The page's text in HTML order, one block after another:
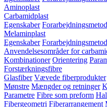
Aminoplast
Carbamidplast
Egenskaber
Melaminplast
Egenskaber
Anvendelsesområder for
Kombinationer Orientering
Forstærkningsfibre
Glasfiber Vævede fiberprodukter
Mønstre Mængder og retninger
Parametre Fibre som preform
Fibergeometri Fiberarrangement